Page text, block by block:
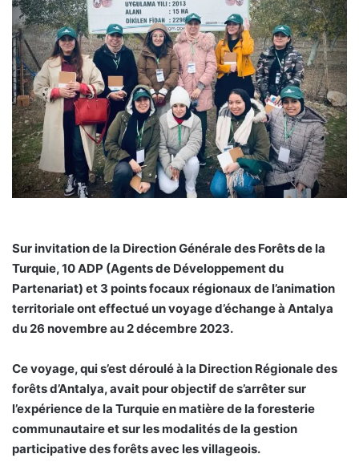
Sur invitation de la Direction Générale des Forêts de la
Turquie, 10 ADP (Agents de Développement du
Partenariat) et 3 points focaux régionaux de l’animation
territoriale ont effectué un voyage d’échange à Antalya
du 26 novembre au 2 décembre 2023.
Ce voyage, qui s’est déroulé à la Direction Régionale des
forêts d’Antalya, avait pour objectif de s’arrêter sur
l’expérience de la Turquie en matière de la foresterie
communautaire et sur les modalités de la gestion
participative des forêts avec les villageois.